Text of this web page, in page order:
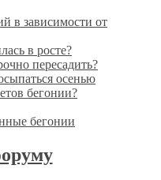
в зависимости от
в росте?
пересадить?
осенью
бегонии?
бегонии